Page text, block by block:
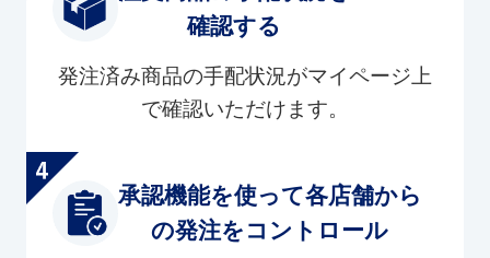
確認する
発注済み商品の手配状況がマイページ上
で確認いただけます。
承認機能を使って各店舗から
の発注をコントロール